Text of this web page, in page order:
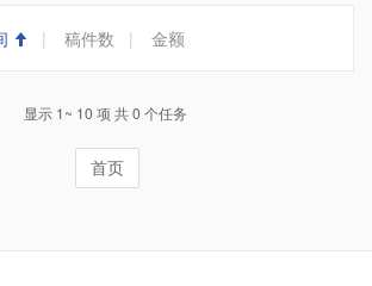
| 稿件数 | 金额
显示 1~ 10 项 共 0 个任务
首页